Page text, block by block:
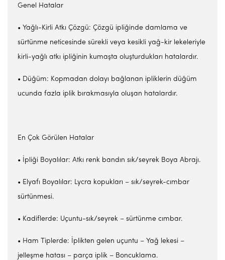
Genel Hatalar
• Yağlı-Kirli Atkı Çözgü: Çözgü ipliğinde damlama ve
sürtünme neticesinde sürekli veya kesikli yağ-kir lekeleriyle
kirli-yağlı atkı ipliğinin kumaşta oluşturdukları hatalardır.
• Düğüm: Kopmadan dolayı bağlanan ipliklerin düğüm
ucunda fazla iplik bırakmasıyla oluşan hatalardır.
En Çok Görülen Hatalar
• İpliği Boyalılar: Atkı renk bandın sık/seyrek Boya Abrajı.
• Elyafı Boyalılar: Lycra kopukları – sık/seyrek-cımbar
sürtünmesi.
• Kadiflerde: Uçuntu-sık/seyrek – sürtünme cımbar.
• Ham Tiplerde: İplikten gelen uçuntu – Yağ lekesi –
jelleşme hatası – parça iplik – Boncuklama.